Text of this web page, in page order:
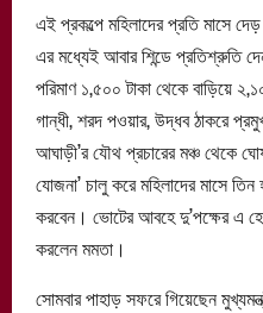
এই প্রকল্পে মহিলাদের প্রতি মাসে
এর মধ্যেই আবার শিন্ডে প্রতিশ্রুতি
পরিমাণ ১,৫০০ টাকা থেকে বাড়িয়ে
গান্ধী, শরদ পওয়ার, উদ্ধব ঠাকরে
আঘাড়ী’র যৌথ প্রচারের মঞ্চ থেকে
যোজনা’ চালু করে মহিলাদের মাসে
করবেন। ভোটের আবহে দু’পক্ষের এ
করলেন মমতা।
সোমবার পাহাড় সফরে গিয়েছেন